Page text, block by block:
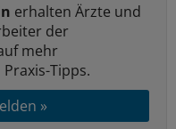
erhalten Ärzte und
der
mehr
Tipps.
»